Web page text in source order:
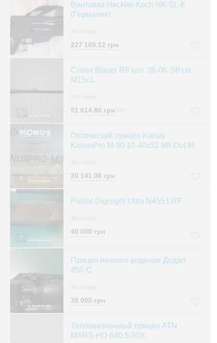
Винтовка Heckler-Koch HK SL-8
(Германия)
227 105.12 грн
5
Ствол Blaser R8 кал. 30-06. 58 см.
M15x1.
51 614.80 грн
6
Оптический прицел Konus
KonusPro M-30 10-40x52 Mil-Dot IR
20 141.06 грн
7
Pulsar Digisight Ultra N455 LRF
40 000 грн
8
Прицел ночного видения Дедал
450-C
35 000 грн
Тепловизионный прицел ATN
MARS-HD 640 5-50X